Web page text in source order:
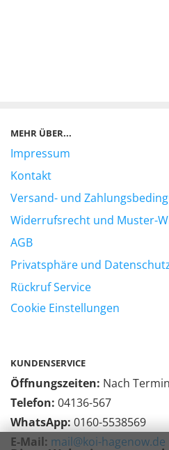
MEHR ÜBER...
Impressum
Kontakt
Versand- und
Widerrufsrecht und Muster-
AGB
Privatsphäre und
Rückruf Service
Cookie Einstellungen
KUNDENSERVICE
Öffnungszeiten: Nach
Telefon: 04136-567
WhatsApp: 0160-5538569
E-Mail: mail@koi-hagenow.de